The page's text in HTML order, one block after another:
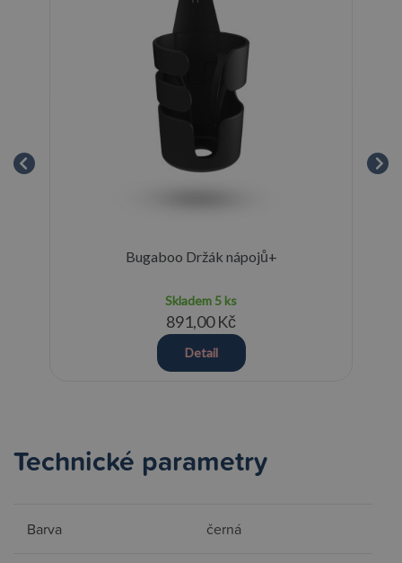
Bugaboo Držák nápojů+
Skladem 5 ks
891,00 Kč
Detail
Technické parametry
Barva černá